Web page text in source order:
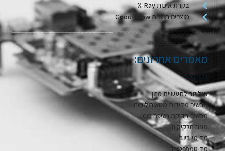
בקרת איכות X-Ray
מוצרים תוצרת Goodfellow
מאמרים אחרונים:
אנלייזר לתעשיית מזון
מכשיר מדידות מטאורולוגיות
מכשיר בדיקת נשיפה CO
מונה חלקיקים
מד מי ביוב
מד טמפרטורה